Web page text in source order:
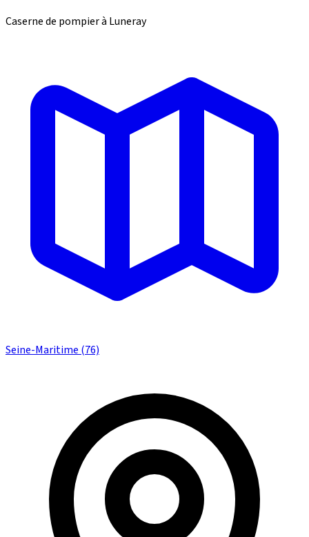
Caserne de pompier à Luneray
Seine-Maritime (76)